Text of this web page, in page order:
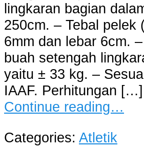
lingkaran bagian
250cm. – Tebal pelek
6mm dan lebar 6cm.
buah setengah
yaitu ± 33 kg. –
IAAF. Perhitungan […]
Continue reading…
Categories: Atletik